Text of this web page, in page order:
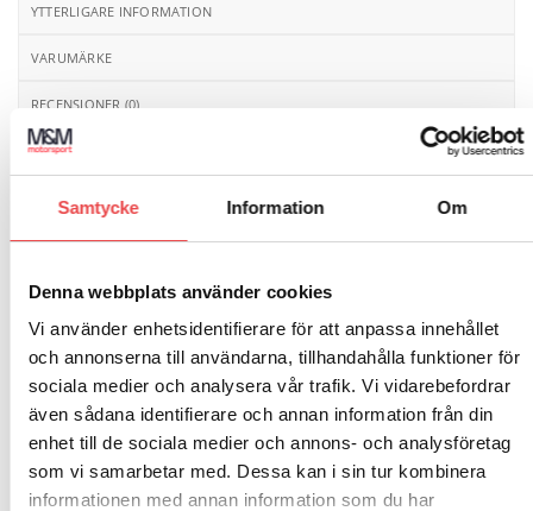
Samtycke Information Om
Denna webbplats använder cookies
Vi använder enhetsidentifierare för att anpassa innehållet
och annonserna till användarna, tillhandahålla funktioner för
sociala medier och analysera vår trafik. Vi vidarebefordrar
även sådana identifierare och annan information från din
enhet till de sociala medier och annons- och analysföretag
som vi samarbetar med. Dessa kan i sin tur kombinera
informationen med annan information som du har
YTTERLIGARE INFORMATION
VARUMÄRKE
RECENSIONER (0)
Goodridge serie 600 kort banjo till stålomspunnen
teflonslang. Passande till slang i storlek AN4. Banjon
har 10 mm hål avsedd för banjobult 3/8″ och M10.
RELATERADE PRODUKTER
Add to
Art.nr: G-5136-03C
med fäste
Add to
Art.nr: G-305-04-31P
Hane